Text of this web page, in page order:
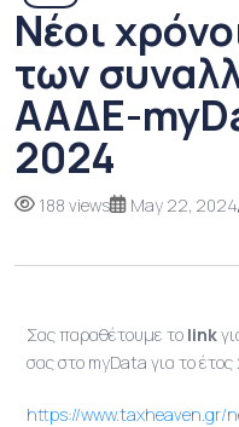
Νέοι
των
ΑΑΔΕ-
2024
188 views May 22, 2024
Σας παραθέτουμε το link
σας στο myData για το
https://www.taxheaven.gr/